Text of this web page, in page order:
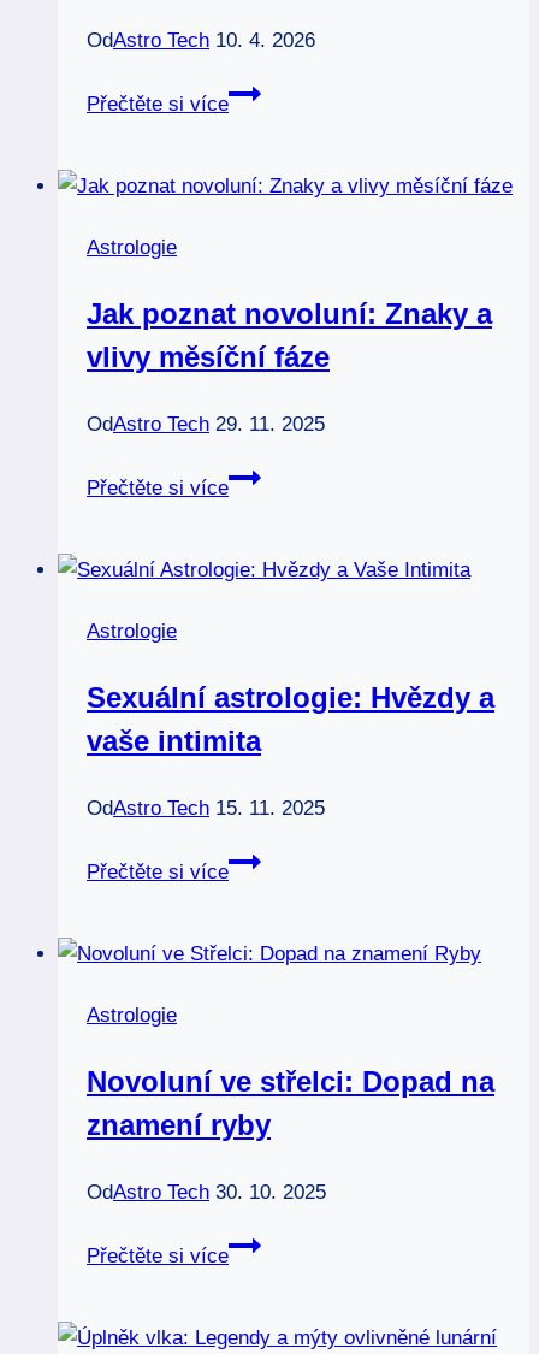
OdAstro Tech 10. 4. 2026
Přečtěte si více
Andělská
průvodci
Astrologie
Jak poznat novoluní: Znaky a
vlivy měsíční fáze
OdAstro Tech 29. 11. 2025
Přečtěte si více
Jak
Znaky
fáze
Astrologie
Sexuální astrologie: Hvězdy a
vaše intimita
OdAstro Tech 15. 11. 2025
Přečtěte si více
Sexuální
a
Astrologie
Novoluní ve střelci: Dopad na
znamení ryby
OdAstro Tech 30. 10. 2025
Přečtěte si více
Novoluní
Dopad